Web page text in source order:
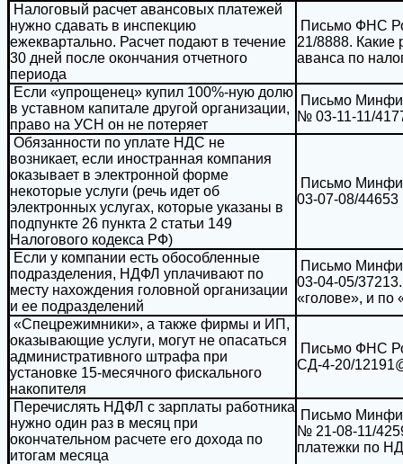
Налоговый расчет авансовых платежей
нужно сдавать в инспекцию
ежеквартально. Расчет подают в течение
30 дней после окончания отчетного
периода
Письмо ФНС
21/8888. Какие
аванса по
Если «упрощенец» купил 100%-ную долю
в уставном капитале другой организации,
право на УСН он не потеряет
Письмо
№ 03-11-11/
Обязанности по уплате НДС не
возникает, если иностранная компания
оказывает в электронной форме
некоторые услуги (речь идет об
электронных услугах, которые указаны в
подпункте 26 пункта 2 статьи 149
Налогового кодекса РФ)
Письмо
03-07-08/44653
Если у компании есть обособленные
подразделения, НДФЛ уплачивают по
месту нахождения головной организации
и ее подразделений
Письмо
03-04-05/
«голове», и по
«Спецрежимники», а также фирмы и ИП,
оказывающие услуги, могут не опасаться
административного штрафа при
установке 15-месячного фискального
накопителя
Письмо ФНС
СД-4-20/
Перечислять НДФЛ с зарплаты работника
нужно один раз в месяц при
окончательном расчете его дохода по
итогам месяца
Письмо
№ 21-08-11/
платежки по